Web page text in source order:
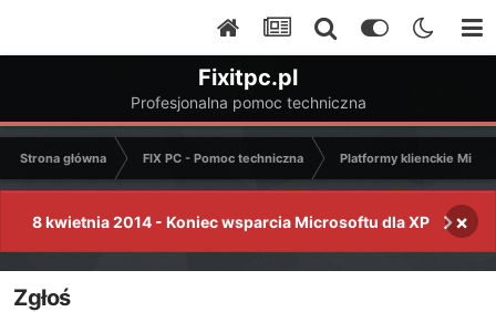
Fixitpc.pl
Profesjonalna pomoc techniczna
Strona główna FIX PC - Pomoc techniczna Platformy klienckie
8 kwietnia 2014 - Koniec wsparcia Microsoftu dla XP ×
Zgłoś